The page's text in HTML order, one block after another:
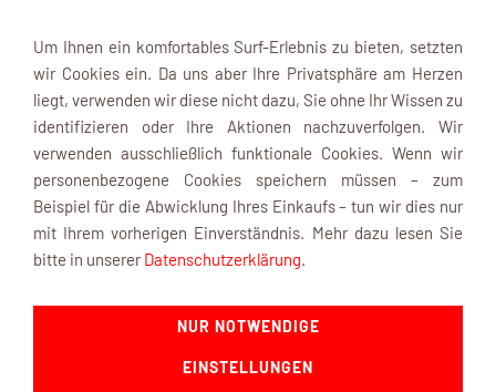
Navigation einblenden
Fahrzeugmodelle
Shop Startseite» Fahrzeugmodelle
Um Ihnen ein komfortables Surf-Erlebnis zu bieten, setzten
wir Cookies ein. Da uns aber Ihre Privatsphäre am Herzen
liegt, verwenden wir diese nicht dazu, Sie ohne Ihr Wissen zu
identifizieren oder Ihre Aktionen nachzuverfolgen. Wir
verwenden ausschließlich funktionale Cookies. Wenn wir
personenbezogene Cookies speichern müssen – zum
Beispiel für die Abwicklung Ihres Einkaufs – tun wir dies nur
mit Ihrem vorherigen Einverständnis. Mehr dazu lesen Sie
bitte in unserer Datenschutzerklärung.
NUR NOTWENDIGE
EINSTELLUNGEN